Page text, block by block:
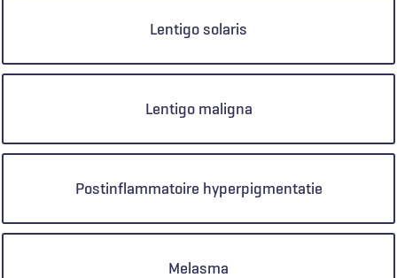
Lentigo solaris
Lentigo maligna
Postinflammatoire hyperpigmentatie
Melasma